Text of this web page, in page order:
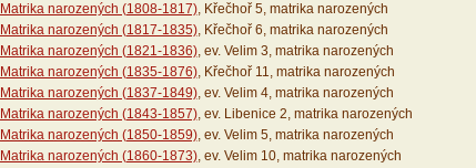
Matrika narozených (1808-1817), Křečhoř 5, matrika narozených
Matrika narozených (1817-1835), Křečhoř 6, matrika narozených
Matrika narozených (1821-1836), ev. Velim 3, matrika narozených
Matrika narozených (1835-1876), Křečhoř 11, matrika narozených
Matrika narozených (1837-1849), ev. Velim 4, matrika narozených
Matrika narozených (1843-1857), ev. Libenice 2, matrika narozených
Matrika narozených (1850-1859), ev. Velim 5, matrika narozených
Matrika narozených (1860-1873), ev. Velim 10, matrika narozených